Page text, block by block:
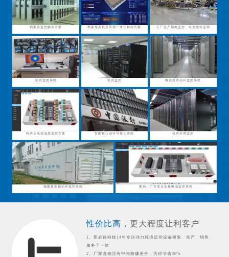
档案室监控解决方案 档案馆及机房环境一体化解决方案 工厂生产用电监控、电力能耗监测
机房监控系统 机房监控 电信机房动环监控系统
机房无线温湿度监控方案 智能银行动环可视化系统 机房环境监控
储能集装箱动环监控系统 案例：广东某企业蓄电池监控系统
性价比高， 更大程度让利客户
1、斯必得科技14年专注动力环境监控设备研发、生产、销售、
服务于一体
2、厂家直销没有中间商赚差价，为你节省30%